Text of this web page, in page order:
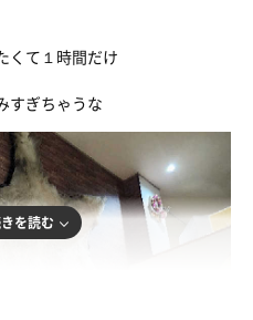
くて１時間だけ
すぎちゃうな
を読む